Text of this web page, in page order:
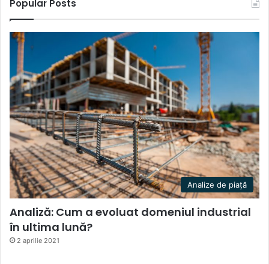
Popular Posts
Analize de piață
Analiză: Cum a evoluat domeniul industrial
în ultima lună?
2 aprilie 2021